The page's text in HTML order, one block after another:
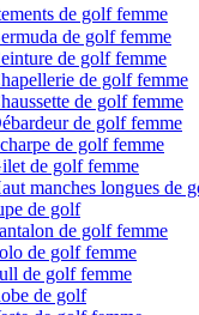
de golf femme
de golf femme
de golf femme
de golf femme
de golf femme
de golf femme
de golf femme
de golf femme
manches longues de
de golf
de golf femme
de golf femme
de golf femme
de golf